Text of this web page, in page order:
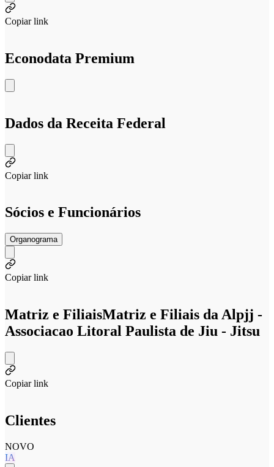
Copiar link
Econodata Premium
Dados da Receita Federal
Copiar link
Sócios e Funcionários
Organograma
Copiar link
Matriz e FiliaisMatriz e Filiais da Alpjj -
Associacao Litoral Paulista de Jiu - Jitsu
Copiar link
Clientes
NOVO
IA